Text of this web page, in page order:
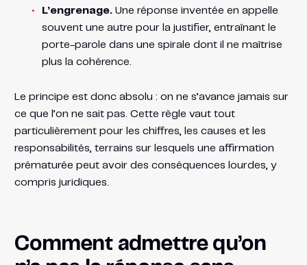
L’engrenage.Une réponse inventée en appelle
souvent une autre pour la justifier, entraînant le
porte-parole dans une spirale dont il ne maîtrise
plus la cohérence.
Le principe est donc absolu : on ne s’avance jamais sur
ce que l’on ne sait pas. Cette règle vaut tout
particulièrement pour les chiffres, les causes et les
responsabilités, terrains sur lesquels une affirmation
prématurée peut avoir des conséquences lourdes, y
compris juridiques.
Comment admettre qu’on